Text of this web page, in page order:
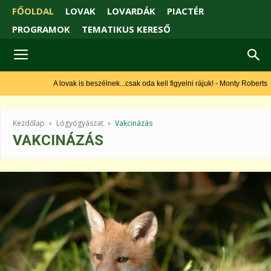
FŐOLDAL LOVAK LOVARDÁK
PIACTÉR
PROGRAMOK
TEMATIKUS KERESŐ
A lovak is beszélnek...csak oda kell figyelni rájuk! - Monty Roberts
Kezdőlap Lógyógyászat Vakcinázás
VAKCINÁZÁS